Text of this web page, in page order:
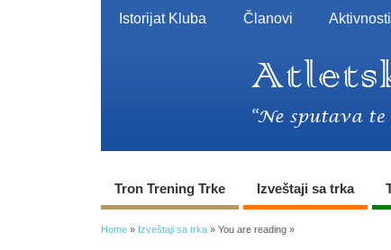
Istorijat Kluba Članovi Aktivnosti
Tron Trening Trke Izveštaji sa trka
Home » Izveštaji sa trka » You are reading »